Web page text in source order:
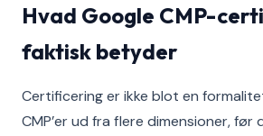
Hvad Google CMP-
faktisk betyder
Certificering er ikke blot en
CMP’er ud fra flere dimensioner, før